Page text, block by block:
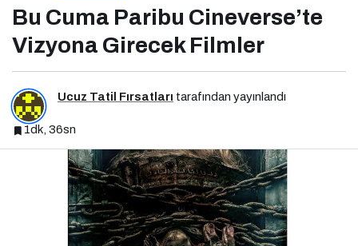
Bu Cuma Paribu Cineverse’te
Vizyona Girecek Filmler
Ucuz Tatil Fırsatları tarafından yayınlandı
1dk, 36sn